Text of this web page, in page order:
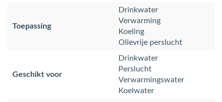
Toepassing
Drinkwater
Verwarming
Koeling
Olievrije perslucht
Geschikt voor
Drinkwater
Perslucht
Verwarmingswater
Koelwater